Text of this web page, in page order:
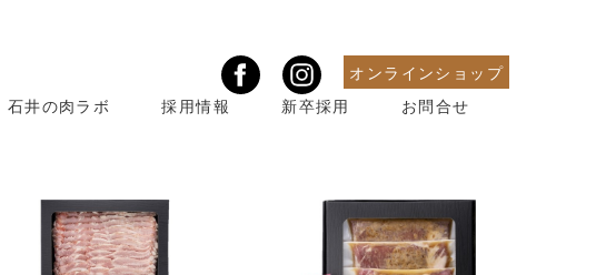
オンラインショップ
石井の肉ラボ 採用情報 新卒採用 お問合せ